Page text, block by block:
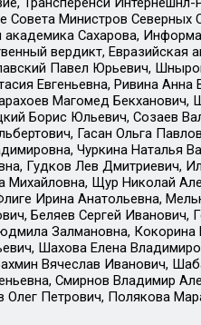
Совета Министров
Сахарова,
вердикт, Евразийская
Павел Юрьевич,
Евгеньевна, Ривина Анна
Магомед Бекханович,
Борис Юльевич, Созаев
Гасан Ольга
Чуркина Наталья
Гудков Лев Дмитриевич,
Михайловна, Щур Николай
Ирина Анатольевна,
Беляев Сергей Иванович,
Залмановна, Кокорина
Шахова Елена
Вячеслав Иванович,
Смирнов Владимир
Петрович, Полякова